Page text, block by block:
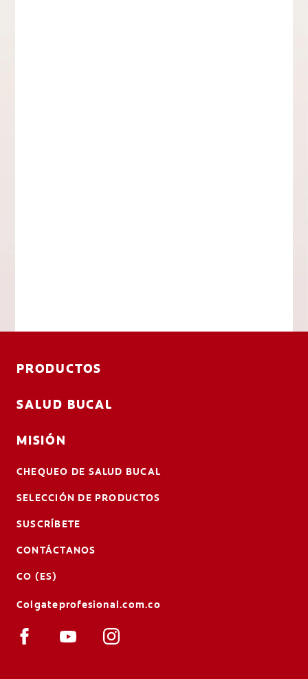
PRODUCTOS
SALUD BUCAL
MISIÓN
CHEQUEO DE SALUD BUCAL
SELECCIÓN DE PRODUCTOS
SUSCRÍBETE
CONTÁCTANOS
CO (ES)
Colgateprofesional.com.co